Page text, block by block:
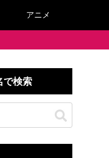
アニメ
で検索